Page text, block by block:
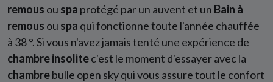
remous ou spa protégé par un auvent et un Bain à
remous ou spa qui fonctionne toute l'année chauffée
à 38 °. Si vous n'avez jamais tenté une expérience de
chambreinsolitec'est le moment d'essayer avec la
chambrebulle open sky qui vous assure tout le confort